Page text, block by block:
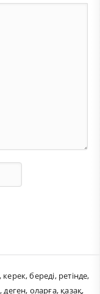
, керек,береді, ретінде,
, деген, оларға, қазақ,